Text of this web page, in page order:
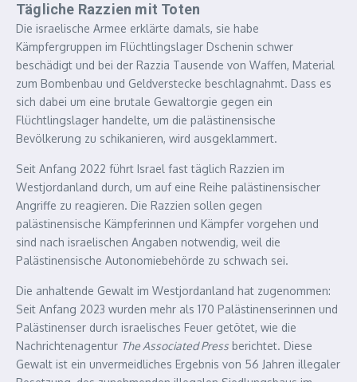
Tägliche Razzien mit Toten
Die israelische Armee erklärte damals, sie habe
Kämpfergruppen im Flüchtlingslager Dschenin schwer
beschädigt und bei der Razzia Tausende von Waffen, Material
zum Bombenbau und Geldverstecke beschlagnahmt. Dass es
sich dabei um eine brutale Gewaltorgie gegen ein
Flüchtlingslager handelte, um die palästinensische
Bevölkerung zu schikanieren, wird ausgeklammert.
Seit Anfang 2022 führt Israel fast täglich Razzien im
Westjordanland durch, um auf eine Reihe palästinensischer
Angriffe zu reagieren. Die Razzien sollen gegen
palästinensische Kämpferinnen und Kämpfer vorgehen und
sind nach israelischen Angaben notwendig, weil die
Palästinensische Autonomiebehörde zu schwach sei.
Die anhaltende Gewalt im Westjordanland hat zugenommen:
Seit Anfang 2023 wurden mehr als 170 Palästinenserinnen und
Palästinenser durch israelisches Feuer getötet, wie die
Nachrichtenagentur The Associated Press berichtet. Diese
Gewalt ist ein unvermeidliches Ergebnis von 56 Jahren illegaler